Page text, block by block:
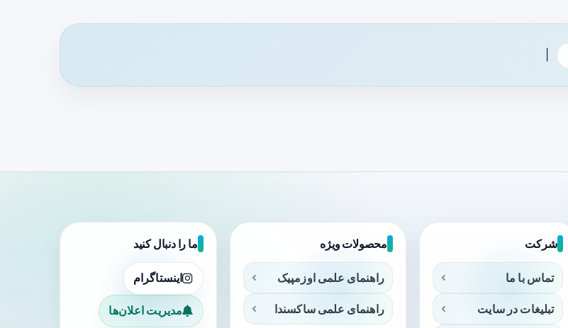
شرکت
تماس با ما
تبلیغات در سایت
محصولات ویژه
راهنمای علمی اوزمپیک
راهنمای علمی ساکسندا
ما را دنبال کنید
اینستاگرام
مدیریت اعلان‌ها